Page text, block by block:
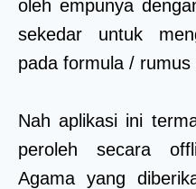
oleh empunya
sekedar untuk
pada formula / rumus
Nah aplikasi ini
peroleh secara
Agama yang